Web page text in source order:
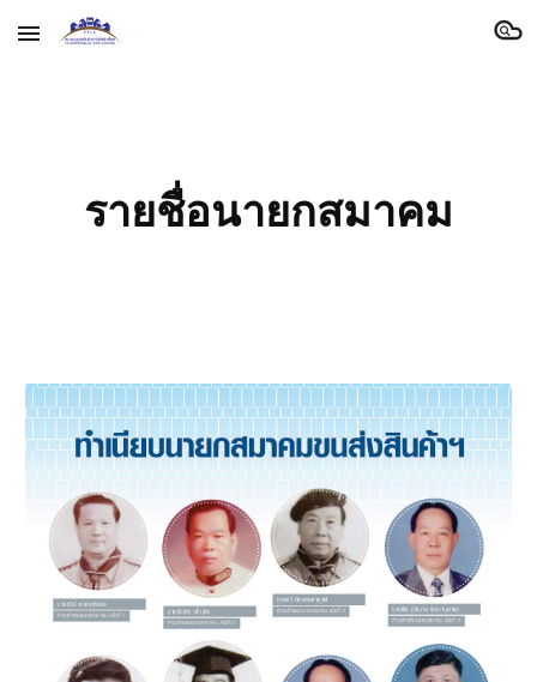
Skip to main content Skip to navigation
รายชื่อนายกสมาคม